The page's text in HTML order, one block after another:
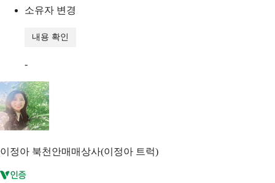
소유자 변경
내용 확인
-
이정아 북천안매매상사(이정아 트럭)